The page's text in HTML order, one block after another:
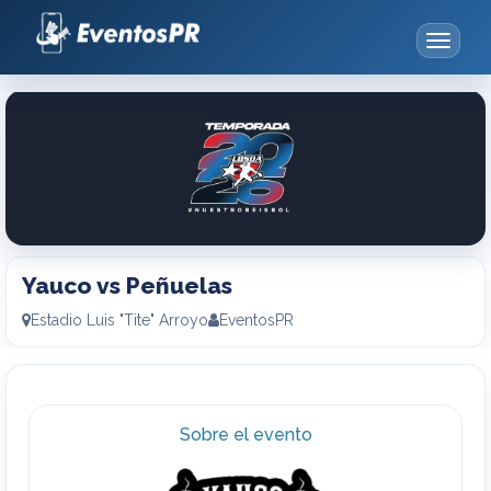
vs
Peñuelas
Toggle
Yauco vs Peñuelas
Estadio Luis "Tite" Arroyo EventosPR
Sobre el evento